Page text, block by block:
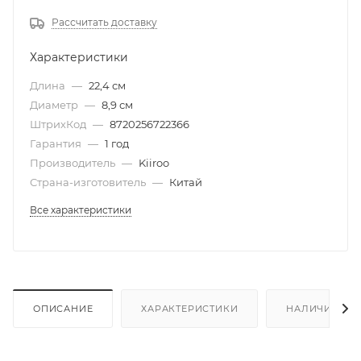
Рассчитать доставку
Характеристики
Длина — 22,4 см
Диаметр — 8,9 см
ШтрихКод — 8720256722366
Гарантия — 1 год
Производитель — Kiiroo
Страна-изготовитель — Китай
Все характеристики
ОПИСАНИЕ ХАРАКТЕРИСТИКИ НАЛИЧИЕ